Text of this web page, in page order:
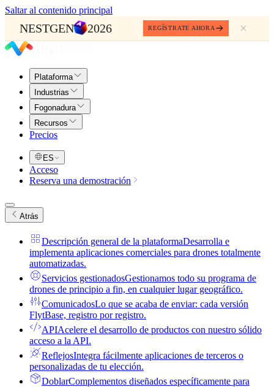
Saltar al contenido principal
NESTGEN 2026 REGÍSTRATE AHORA
Plataforma
Industrias
Fogonadura
Recursos
Precios
ES
Acceso
Reserva una demostración
Atrás
Descripción general de la plataformaDesarrolla e
implementa aplicaciones comerciales para drones totalmente
automatizadas.
Servicios gestionadosGestionamos todo su programa de
drones de principio a fin, en cualquier lugar geográfico.
ComunicadosLo que se acaba de enviar: cada versión
FlytBase, registro por registro.
APIAcelere el desarrollo de productos con nuestro sólido
acceso a la API.
ReflejosIntegra fácilmente aplicaciones de terceros o
personalizadas de tu elección.
DoblarComplementos diseñados específicamente para